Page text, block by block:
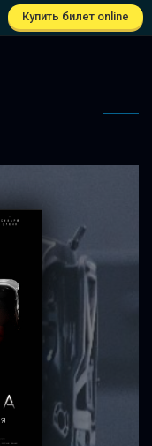
Купить билет online